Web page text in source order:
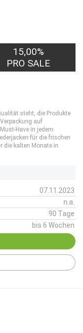
15,00%
PRO SALE
steht, die Produkte
auf
Have in jedem
für die frischen
die kalten Monate in
07.11.2023
n.a.
90 Tage
bis 6 Wochen